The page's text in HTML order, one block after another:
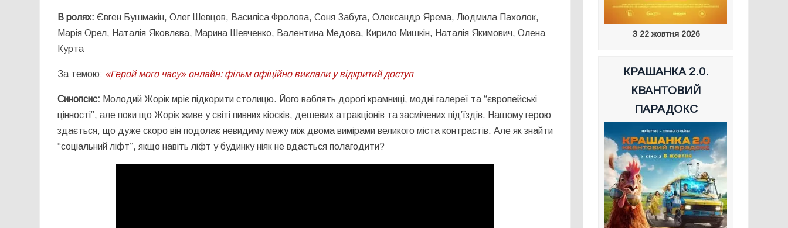
В ролях: Євген Бушмакін, Олег Шевцов, Василіса Фролова, Соня Забуга, Олександр Ярема, Людмила Пахолок,
Марія Орел, Наталія Яковлєва, Марина Шевченко, Валентина Медова, Кирило Мишкін, Наталія Якимович, Олена
Курта
За темою: «Герой мого часу» онлайн: фільм офіційно виклали у відкритий доступ
Синопсис: Молодий Жорік мріє підкорити столицю. Його ваблять дорогі крамниці, модні галереї та “європейські
цінності”, але поки що Жорік живе у світі пивних кіосків, дешевих атракціонів та засмічених під’їздів. Нашому герою
здається, що дуже скоро він подолає невидиму межу між двома вимірами великого міста контрастів. Але як знайти
“соціальний ліфт”, якщо навіть ліфт у будинку ніяк не вдається полагодити?
З 22 жовтня 2026
КРАШАНКА 2.0.
КВАНТОВИЙ
ПАРАДОКС